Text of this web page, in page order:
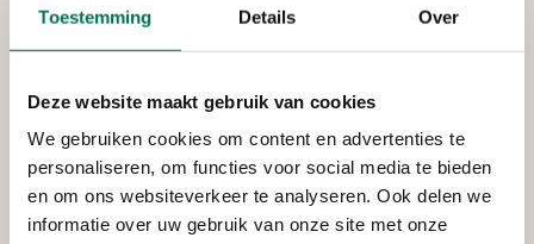
Toestemming Details Over
Deze website maakt gebruik van cookies
We gebruiken cookies om content en advertenties te
personaliseren, om functies voor social media te bieden
en om ons websiteverkeer te analyseren. Ook delen we
informatie over uw gebruik van onze site met onze
Foruq
“Oké, ontheffing is wel echt een OZHZ-woord om te